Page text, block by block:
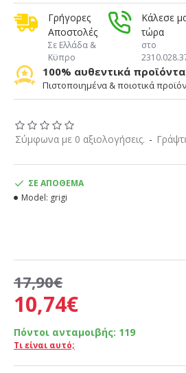
Γρήγορες
Αποστολές
Σε Ελλάδα &
Κϋπρο
Κάλεσε
τώρα
στο
100% αυθεντικά προϊόντα
Πιστοποιημένα & ποιοτικά
Σύμφωνα με 0 αξιολογήσεις. -
10,74€
17,90€
Πόντοι ανταμοιβής: 119
Τι είναι αυτό;
ΣΕ ΑΠΌΘΕΜΑ
Model: grigi